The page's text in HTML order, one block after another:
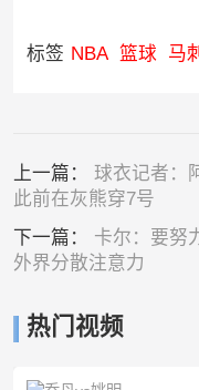
标签 NBA 篮球 马刺
上一篇： 球衣记者：
此前在灰熊穿7号
下一篇： 卡尔：要努
外界分散注意力
热门视频